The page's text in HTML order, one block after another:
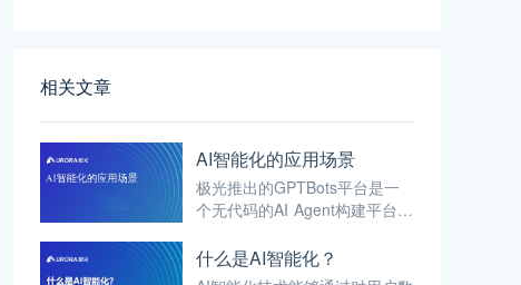
相关文章
AI智能化的应用场景
极光推出的GPTBots平台是一
个无代码的AI Agent构建平台。
助企业快速构建和训练AI代理。
设计理念旨在消除编程门槛，使
什么是AI智能化？